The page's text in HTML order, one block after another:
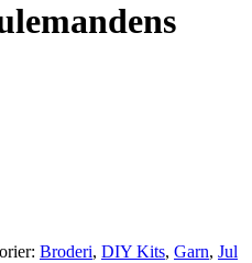
Broderi, DIY Kits, Garn, Jul